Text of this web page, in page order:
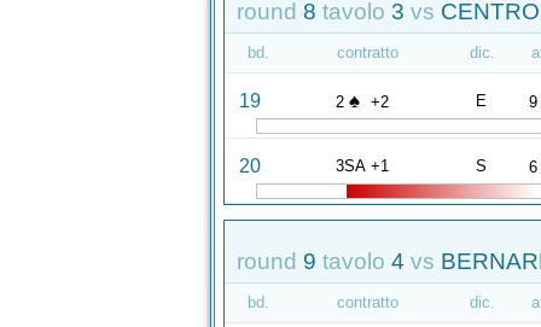
round 8 tavolo 3 vs
bd. contratto dic.
19 2 ♠ +2 E 9
20 3SA +1 S 6
round 9 tavolo 4 vs
bd. contratto dic.